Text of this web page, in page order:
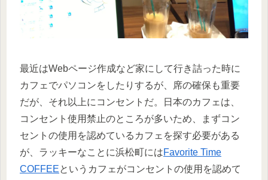
最近はWebページ作成など家にして行き詰った時に
カフェでパソコンをしたりするが、席の確保も重要
だが、それ以上にコンセントだ。日本のカフェは、
コンセント使用禁止のところが多いため、まずコン
セントの使用を認めているカフェを探す必要がある
が、ラッキーなことに浜松町にはFavorite Time
COFFEEというカフェがコンセントの使用を認めて